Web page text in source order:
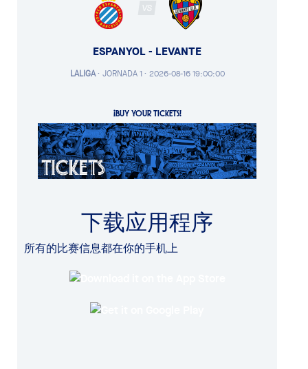
VS
ESPANYOL - LEVANTE
LALIGA· JORNADA 1 · 2026-08-16 19:00:00
¡BUY YOUR TICKETS!
下载应用程序
所有的比赛信息都在你的手机上